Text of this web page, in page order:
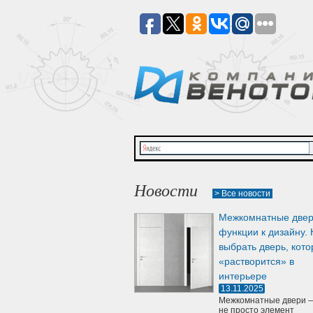
Новости > Все новости
Межкомнатные
функции к дизайну.
выбрать дверь,
«растворится» в
интерьере
13.11.2025
Межкомнатные двери
не просто элемент